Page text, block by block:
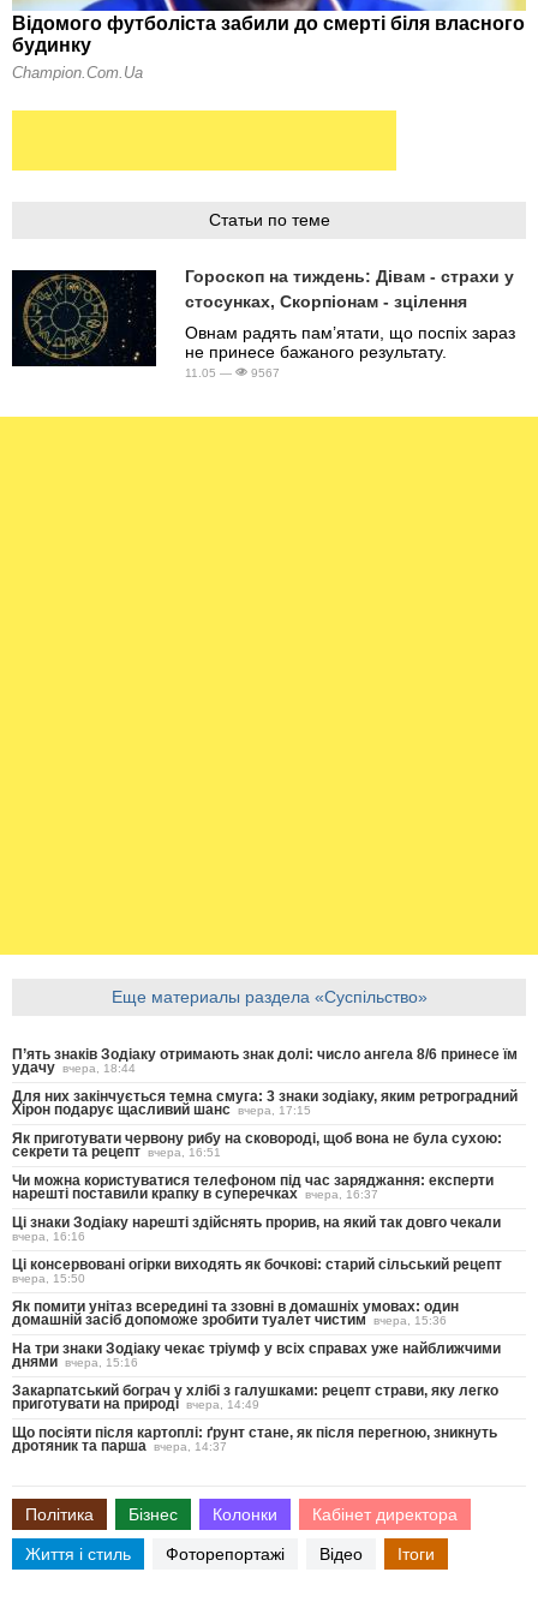
Статьи по теме
Гороскоп на тиждень: Дівам - страхи у
стосунках, Скорпіонам - зцілення
Овнам радять пам’ятати, що поспіх зараз
не принесе бажаного результату.
11.05 — 9567
Еще материалы раздела «Суспільство»
П’ять знаків Зодіаку отримають знак долі: число ангела 8/6 принесе їм
удачу вчера, 18:44
Для них закінчується темна смуга: 3 знаки зодіаку, яким ретроградний
Хірон подарує щасливий шанс вчера, 17:15
Як приготувати червону рибу на сковороді, щоб вона не була сухою:
секрети та рецепт вчера, 16:51
Чи можна користуватися телефоном під час заряджання: експерти
нарешті поставили крапку в суперечках вчера, 16:37
Ці знаки Зодіаку нарешті здійснять прорив, на який так довго чекали
вчера, 16:16
Ці консервовані огірки виходять як бочкові: старий сільський рецепт
вчера, 15:50
Як помити унітаз всередині та ззовні в домашніх умовах: один
домашній засіб допоможе зробити туалет чистим вчера, 15:36
На три знаки Зодіаку чекає тріумф у всіх справах уже найближчими
днями вчера, 15:16
Закарпатський бограч у хлібі з галушками: рецепт страви, яку легко
приготувати на природі вчера, 14:49
Що посіяти після картоплі: ґрунт стане, як після перегною, зникнуть
дротяник та парша вчера, 14:37
Політика Бізнес Колонки Кабінет директора
Життя і стиль Фоторепортажі Відео Ітоги